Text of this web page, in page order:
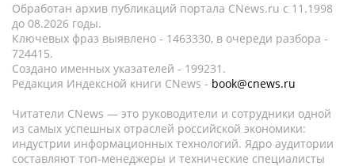
Обработан архив публикаций портала CNews.ru c 11.1998
до 08.2026 годы.
Ключевых фраз выявлено - 1463330, в очереди разбора -
724415.
Создано именных указателей - 199231.
Редакция Индексной книги CNews - book@cnews.ru
Читатели CNews — это руководители и сотрудники одной
из самых успешных отраслей российской экономики:
индустрии информационных технологий. Ядро аудитории
составляют топ-менеджеры и технические специалисты